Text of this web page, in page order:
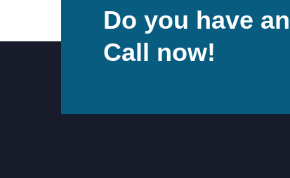
Do you have
Call now!